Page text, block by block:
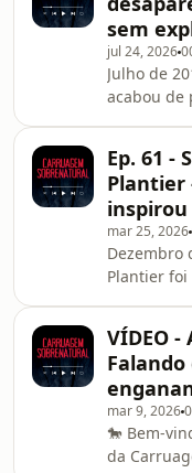
sem
jul 24, 2026
Julho de
acabou de
simples
verão.
conecta os
Patrick,
Mark
acres. Um
sem
Ep. 61 -
Plantier
mar 25, 2026
Dezembro
Plantier
casa de
na Irlanda.
VAI
refúgio de
cercaram
VÍDEO -
mar 9, 2026
🐎 Bem-
da